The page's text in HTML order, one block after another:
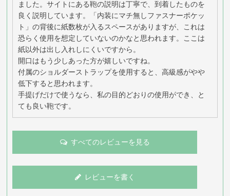
ました。サイトにある鞄の説明は丁寧で、到着したものを
良く説明しています。「内装にマチ無しファスナーポケッ
ト」の背後に紙数枚が入るスペースがありますが、これは
恐らく使用を想定していないのかなと思われます。ここは
紙以外は出し入れしにくいですから。
開口はもう少しあった方が嬉しいですね。
付属のショルダーストラップを使用すると、高級感がやや
低下すると思われます。
手提げだけで使うなら、私の目的どおりの使用ができ、と
ても良い鞄です。
すべてのレビューを見る
レビューを書く